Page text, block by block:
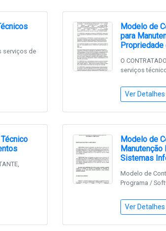
serviços de
Modelo de
para
Propriedade
O
serviços
Ver Detalhes
Modelo de
Manutenção
Sistemas
Modelo de
Programa /
Ver Detalhes